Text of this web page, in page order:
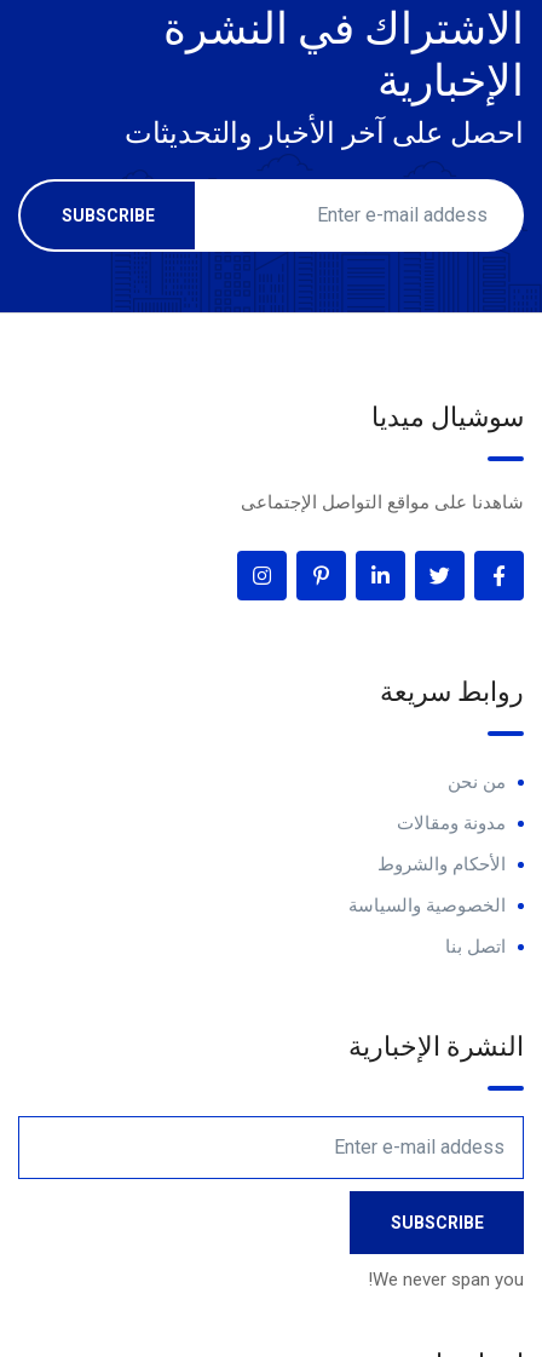
الاشتراك في النشرة
الإخبارية
احصل على آخر الأخبار والتحديثات
سوشيال ميديا
شاهدنا على مواقع التواصل الإجتماعى
روابط سريعة
من نحن
مدونة ومقالات
الأحكام والشروط
الخصوصية والسياسة
اتصل بنا
النشرة الإخبارية
We never span you!